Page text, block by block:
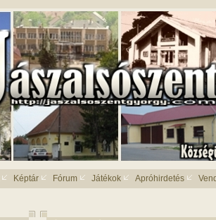
Képtár Fórum Játékok Apróhirdetés